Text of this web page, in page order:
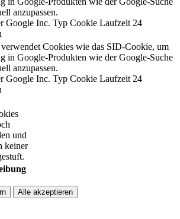
anzupassen.
Google Inc. Typ Cookie Laufzeit 24
Cookies wie das SID-Cookie, um
in Google-Produkten wie der Google-Suche
anzupassen.
Google Inc. Typ Cookie Laufzeit 24
und
keiner
Alle akzeptieren